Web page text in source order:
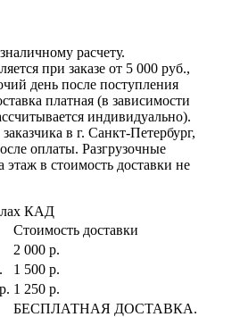
расчету.
при заказе от 5 000 руб.,
день после поступления
платная (в зависимости
индивидуально).
в г. Санкт-Петербург,
оплаты. Разгрузочные
в стоимость доставки не
КАД
Стоимость доставки
2 000 р.
1 500 р.
1 250 р.
БЕСПЛАТНАЯ ДОСТАВКА.